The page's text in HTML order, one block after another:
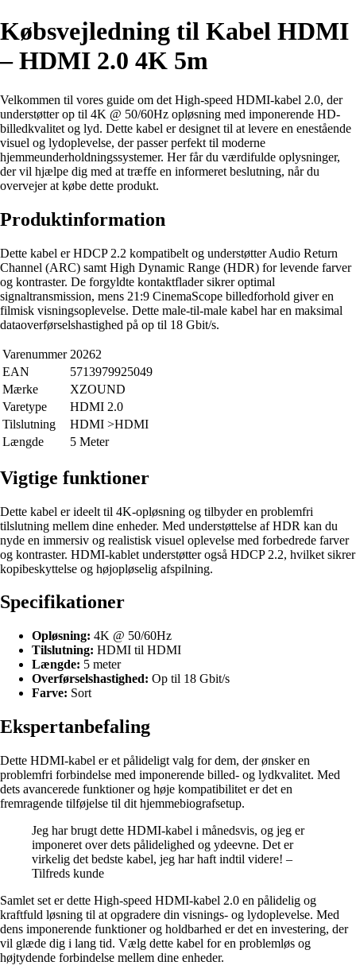
Købsvejledning til Kabel HDMI
– HDMI 2.0 4K 5m
Velkommen til vores guide om det High-speed HDMI-kabel 2.0, der
understøtter op til 4K @ 50/60Hz opløsning med imponerende HD-
billedkvalitet og lyd. Dette kabel er designet til at levere en enestående
visuel og lydoplevelse, der passer perfekt til moderne
hjemmeunderholdningssystemer. Her får du værdifulde oplysninger,
der vil hjælpe dig med at træffe en informeret beslutning, når du
overvejer at købe dette produkt.
Produktinformation
Dette kabel er HDCP 2.2 kompatibelt og understøtter Audio Return
Channel (ARC) samt High Dynamic Range (HDR) for levende farver
og kontraster. De forgyldte kontaktflader sikrer optimal
signaltransmission, mens 21:9 CinemaScope billedforhold giver en
filmisk visningsoplevelse. Dette male-til-male kabel har en maksimal
dataoverførselshastighed på op til 18 Gbit/s.
Varenummer 20262
EAN
5713979925049
Mærke
XZOUND
Varetype
HDMI 2.0
Tilslutning
HDMI >HDMI
Længde
5 Meter
Vigtige funktioner
Dette kabel er ideelt til 4K-opløsning og tilbyder en problemfri
tilslutning mellem dine enheder. Med understøttelse af HDR kan du
nyde en immersiv og realistisk visuel oplevelse med forbedrede farver
og kontraster. HDMI-kablet understøtter også HDCP 2.2, hvilket sikrer
kopibeskyttelse og højopløselig afspilning.
Specifikationer
Opløsning: 4K @ 50/60Hz
Tilslutning: HDMI til HDMI
Længde: 5 meter
Overførselshastighed: Op til 18 Gbit/s
Farve: Sort
Ekspertanbefaling
Dette HDMI-kabel er et pålideligt valg for dem, der ønsker en
problemfri forbindelse med imponerende billed- og lydkvalitet. Med
dets avancerede funktioner og høje kompatibilitet er det en
fremragende tilføjelse til dit hjemmebiografsetup.
Jeg har brugt dette HDMI-kabel i månedsvis, og jeg er
imponeret over dets pålidelighed og ydeevne. Det er
virkelig det bedste kabel, jeg har haft indtil videre! –
Tilfreds kunde
Samlet set er dette High-speed HDMI-kabel 2.0 en pålidelig og
kraftfuld løsning til at opgradere din visnings- og lydoplevelse. Med
dens imponerende funktioner og holdbarhed er det en investering, der
vil glæde dig i lang tid. Vælg dette kabel for en problemløs og
højtydende forbindelse mellem dine enheder.